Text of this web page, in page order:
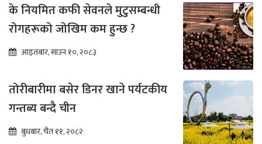
के नियमित कफी सेवनले मुटुसम्बन्धी
रोगहरूको जोखिम कम हुन्छ ?
आइतबार, साउन १०, २०८३
तोरीबारीमा बसेर डिनर खाने पर्यटकीय
गन्तब्य बन्दै चीन
बुधबार, चैत ११, २०८२